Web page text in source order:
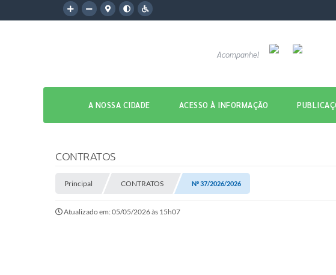
Acompanhe!
A NOSSA CIDADE ACESSO À INFORMAÇÃO
CONTRATOS
Principal CONTRATOS Nº 37/2026/2026
Atualizado em: 05/05/2026 às 15h07